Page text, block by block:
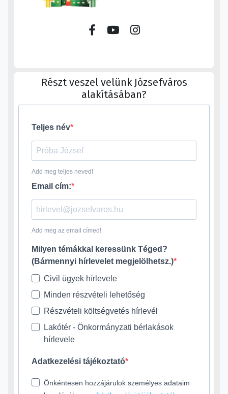
Részt veszel velünk Józsefváros
alakításában?
Teljes név
Add meg teljes neved!
Email cím:
Add meg az email címed!
Milyen témákkal keressünk Téged?
(Bármennyi hírlevelet megjelölhetsz.)
Civil ügyek hírlevele
Minden részvételi lehetőség
Részvételi költségvetés hírlevél
Lakótér - Önkormányzati bérlakások
hírlevele
Adatkezelési tájékoztató
Önkéntesen hozzájárulok személyes adataim